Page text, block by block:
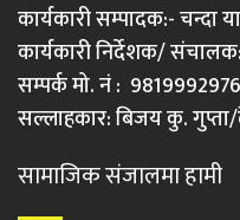
कार्यकारी सम्पादक:- चन्दा
कार्यकारी निर्देशक/
सम्पर्क मो. नं : 9819992976
सल्लाहकार: बिजय कु.
सामाजिक संजालमा हामी